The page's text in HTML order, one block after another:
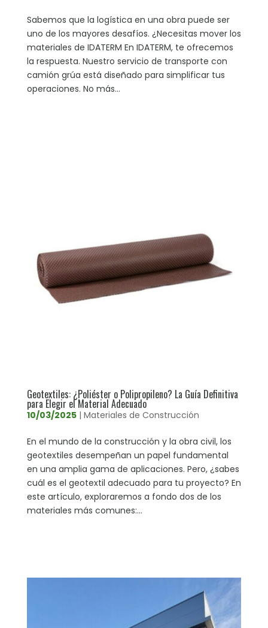
Sabemos que la logística en una obra puede ser
uno de los mayores desafíos. ¿Necesitas mover los
materiales de IDATERM En IDATERM, te ofrecemos
la respuesta. Nuestro servicio de transporte con
camión grúa está diseñado para simplificar tus
operaciones. No más...
Geotextiles: ¿Poliéster o Polipropileno? La Guía Definitiva
para Elegir el Material Adecuado
10/03/2025| Materiales de Construcción
En el mundo de la construcción y la obra civil, los
geotextiles desempeñan un papel fundamental
en una amplia gama de aplicaciones. Pero, ¿sabes
cuál es el geotextil adecuado para tu proyecto? En
este artículo, exploraremos a fondo dos de los
materiales más comunes:...